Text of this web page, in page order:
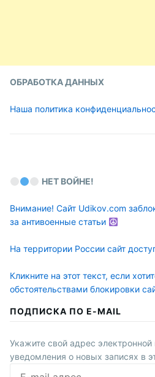
ОБРАБОТКА ДАННЫХ
Наша политика
НЕТ ВОЙНЕ!
Внимание! Сайт Udikov.com
за антивоенные статьи
На территории России сайт
Кликните на этот текст, если
обстоятельствами блокировки
ПОДПИСКА ПО E-MAIL
Укажите свой адрес электронной
уведомления о новых записях в